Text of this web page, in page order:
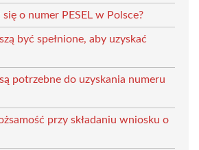
o numer PESEL w Polsce?
być spełnione, aby uzyskać
potrzebne do uzyskania numeru
przy składaniu wniosku o